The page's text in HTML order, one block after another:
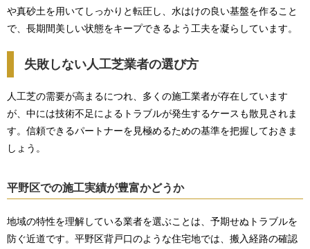
や真砂土を用いてしっかりと転圧し、水はけの良い基盤を作ること
で、長期間美しい状態をキープできるよう工夫を凝らしています。
失敗しない人工芝業者の選び方
人工芝の需要が高まるにつれ、多くの施工業者が存在しています
が、中には技術不足によるトラブルが発生するケースも散見されま
す。信頼できるパートナーを見極めるための基準を把握しておきま
しょう。
平野区での施工実績が豊富かどうか
地域の特性を理解している業者を選ぶことは、予期せぬトラブルを
防ぐ近道です。平野区背戸口のような住宅地では、搬入経路の確認